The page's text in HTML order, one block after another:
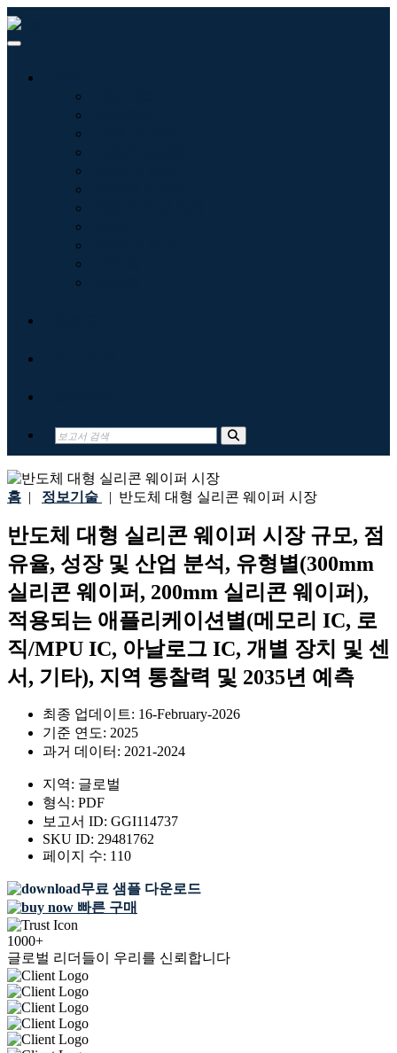
홈 | 정보기술 | 반도체 대형 실리콘 웨이퍼 시장
반도체 대형 실리콘 웨이퍼 시장 규모, 점
유율, 성장 및 산업 분석, 유형별(300mm
실리콘 웨이퍼, 200mm 실리콘 웨이퍼),
적용되는 애플리케이션별(메모리 IC, 로
직/MPU IC, 아날로그 IC, 개별 장치 및 센
서, 기타), 지역 통찰력 및 2035년 예측
최종 업데이트: 16-February-2026
기준 연도: 2025
과거 데이터: 2021-2024
지역: 글로벌
형식: PDF
보고서 ID: GGI114737
SKU ID: 29481762
페이지 수: 110
무료 샘플 다운로드
빠른 구매
1000+
글로벌 리더들이 우리를 신뢰합니다